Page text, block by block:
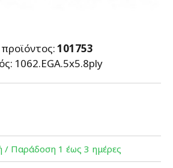
101753
1062.EGA.5x5.8ply
Παράδoση 1 έως 3 ημέρες